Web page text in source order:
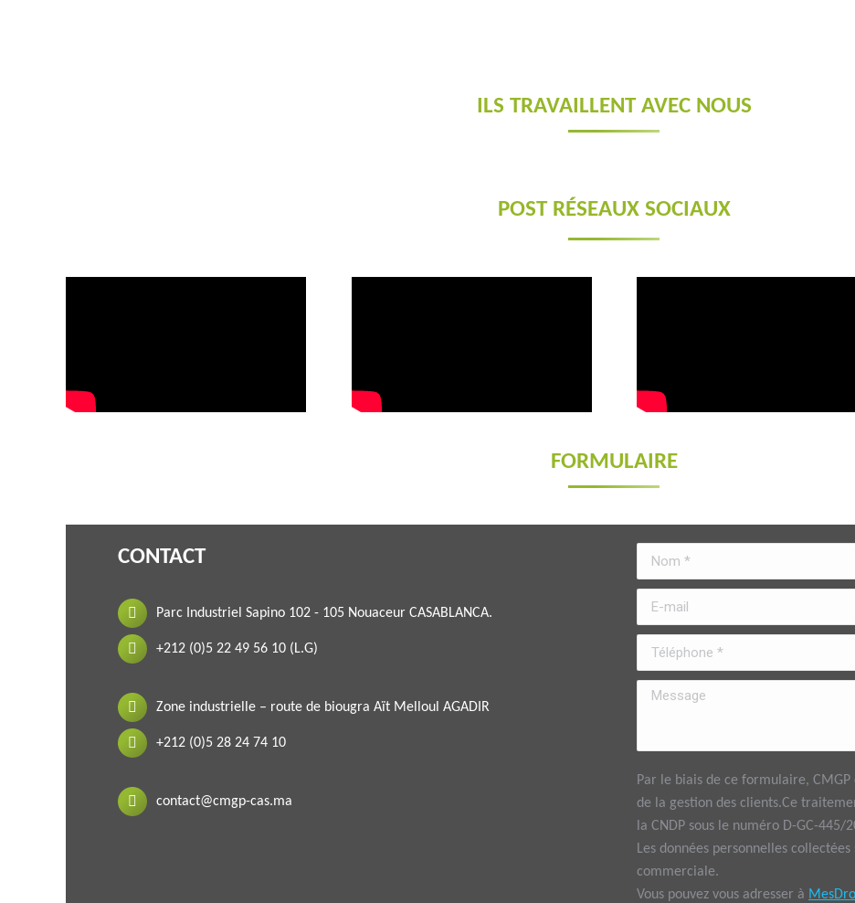
ILS TRAVAILLENT AVEC NOUS
POST RÉSEAUX SOCIAUX
FORMULAIRE
CONTACT
Parc Industriel Sapino 102 - 105 Nouaceur CASABLANCA.
+212 (0)5 22 49 56 10 (L.G)
Zone industrielle – route de biougra Aït Melloul AGADIR
+212 (0)5 28 24 74 10
contact@cmgp-cas.ma
Nom *
E-mail
Téléphone *
Message
Par le biais de ce formulaire,
de la gestion des clients.Ce
la CNDP sous le numéro D-GC-445/
Les données personnelles
commerciale.
Vous pouvez vous adresser à